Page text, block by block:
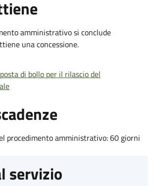
amministrativo si conclude
una concessione.
di bollo per il rilascio del
procedimento amministrativo: 60 giorni
servizio